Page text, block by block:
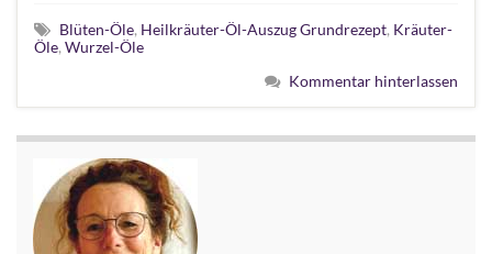
Blüten-Öle, Heilkräuter-Öl-Auszug Grundrezept, Kräuter-
Öle, Wurzel-Öle
Kommentar hinterlassen